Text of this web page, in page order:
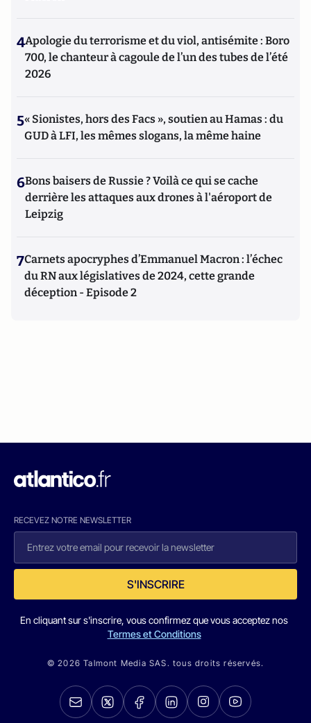
4Apologie du terrorisme et du viol, antisémite : Boro
700, le chanteur à cagoule de l’un des tubes de l’été
2026
5« Sionistes, hors des Facs », soutien au Hamas : du
GUD à LFI, les mêmes slogans, la même haine
6Bons baisers de Russie ? Voilà ce qui se cache
derrière les attaques aux drones à l'aéroport de
Leipzig
7Carnets apocryphes d’Emmanuel Macron : l’échec
du RN aux législatives de 2024, cette grande
déception - Episode 2
RECEVEZ NOTRE NEWSLETTER
S'INSCRIRE
En cliquant sur s'inscrire, vous confirmez que vous acceptez nos
Termes et Conditions
© 2026 Talmont Media SAS. tous droits réservés.